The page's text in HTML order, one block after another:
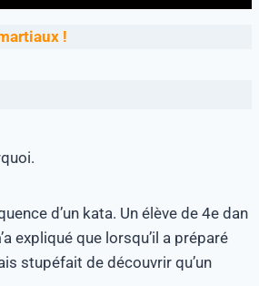
!
d’un kata. Un élève de 4e dan
expliqué que lorsqu’il a préparé
stupéfait de découvrir qu’un